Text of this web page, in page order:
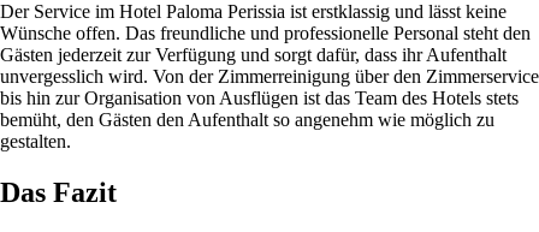
Der Service im Hotel Paloma Perissia ist erstklassig und lässt keine
Wünsche offen. Das freundliche und professionelle Personal steht den
Gästen jederzeit zur Verfügung und sorgt dafür, dass ihr Aufenthalt
unvergesslich wird. Von der Zimmerreinigung über den Zimmerservice
bis hin zur Organisation von Ausflügen ist das Team des Hotels stets
bemüht, den Gästen den Aufenthalt so angenehm wie möglich zu
gestalten.
Das Fazit